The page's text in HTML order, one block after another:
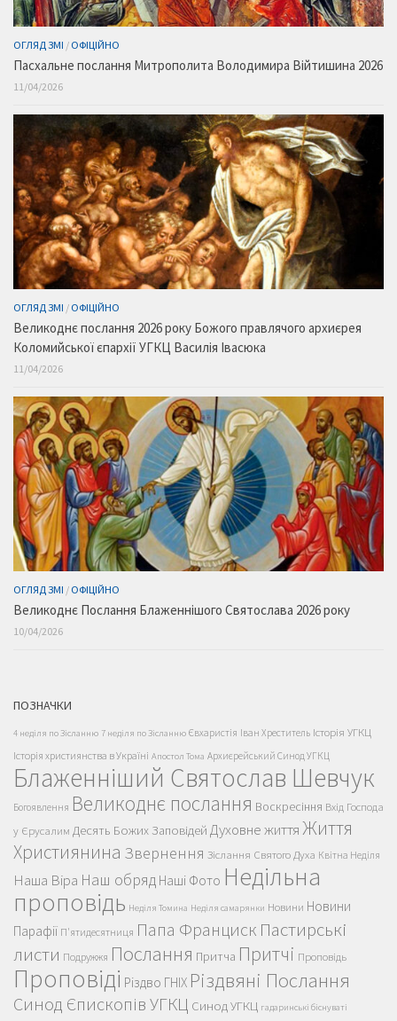
ОГЛЯД ЗМІ / ОФІЦІЙНО
Пасхальне послання Митрополита Володимира Війтишина 2026
11/04/2026
ОГЛЯД ЗМІ / ОФІЦІЙНО
Великоднє послання 2026 року Божого правлячого архиєрея
Коломийської єпархії УГКЦ Василія Івасюка
11/04/2026
ОГЛЯД ЗМІ / ОФІЦІЙНО
Великоднє Послання Блаженнішого Святослава 2026 року
10/04/2026
ПОЗНАЧКИ
4 неділя по Зісланню 7 неділя по Зісланню Євхаристія Іван Хреститель Історія УГКЦ
Історія християнства в Україні Апостол Тома Архиєрейський Синод УГКЦ
Блаженніший Святослав Шевчук
Богоявлення Великоднє послання Воскресіння Вхід Господа
у Єрусалим Десять Божих Заповідей Духовне життяЖиття
Християнина Звернення Зіслання Святого Духа Квітна Неділя
Наша Віра Наш обряд Наші Фото Недільна
проповідь Неділя Томина Неділя самарянки Новини Новини
Парафії П'ятидесятниця Папа Франциск Пастирські
листи Подружжя Послання Притча Притчі Проповідь
Проповіді Різдво ГНІХ Різдвяні Послання
Синод Єпископів УГКЦ Синод УГКЦ гадаринські біснуваті